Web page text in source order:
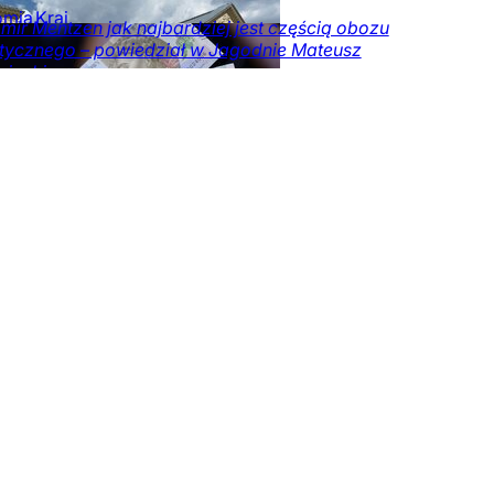
Kraj
Mentzen jak najbardziej jest częścią obozu
– powiedział w Jagodnie Mateusz